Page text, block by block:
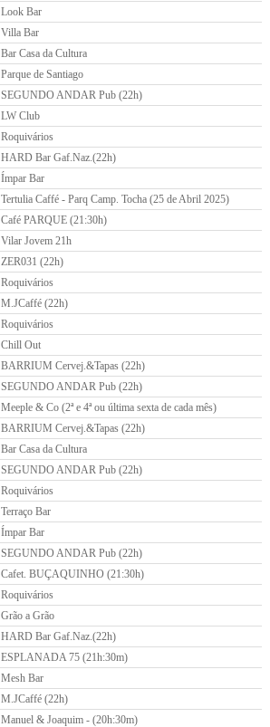
Look Bar
Villa Bar
Bar Casa da Cultura
Parque de Santiago
SEGUNDO ANDAR Pub (22h)
LW Club
Roquivários
HARD Bar Gaf.Naz.(22h)
Ímpar Bar
Tertulia Caffé - Parq Camp. Tocha (25 de Abril 2025)
Café PARQUE (21:30h)
Vilar Jovem 21h
ZER031 (22h)
Roquivários
M.JCaffé (22h)
Roquivários
Chill Out
BARRIUM Cervej.&Tapas (22h)
SEGUNDO ANDAR Pub (22h)
Meeple & Co (2ª e 4ª ou última sexta de cada mês)
BARRIUM Cervej.&Tapas (22h)
Bar Casa da Cultura
SEGUNDO ANDAR Pub (22h)
Roquivários
Terraço Bar
Ímpar Bar
SEGUNDO ANDAR Pub (22h)
Cafet. BUÇAQUINHO (21:30h)
Roquivários
Grão a Grão
HARD Bar Gaf.Naz.(22h)
ESPLANADA 75 (21h:30m)
Mesh Bar
M.JCaffé (22h)
Manuel & Joaquim - (20h:30m)